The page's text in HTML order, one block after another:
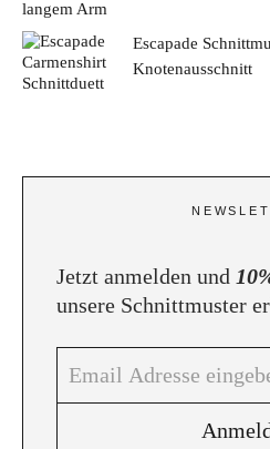
Escapade
Knotenausschnitt
Jetzt anmelden und
unsere Schnittmuster